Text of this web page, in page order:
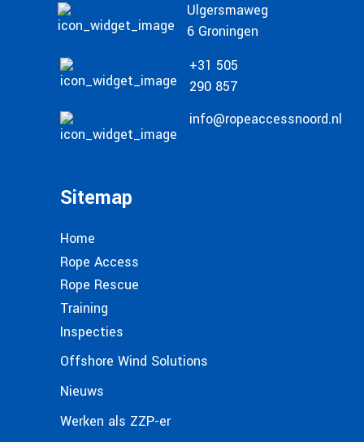
Ulgersmaweg
6 Groningen
+31 505
290 857
info@ropeaccessnoord.nl
Sitemap
Home
Rope Access
Rope Rescue
Training
Inspecties
Offshore Wind Solutions
Nieuws
Werken als ZZP-er